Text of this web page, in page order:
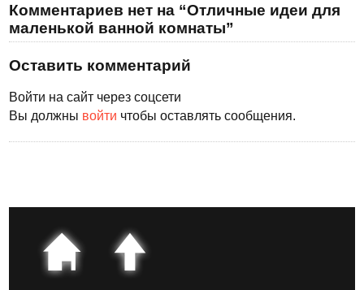
Комментариев нет на “Отличные идеи для
маленькой ванной комнаты”
Оставить комментарий
Войти на сайт через соцсети
Вы должны войти чтобы оставлять сообщения.